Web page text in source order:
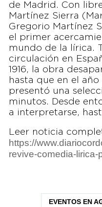
de Madrid. Con
Martínez Sierra
Gregorio Martínez
el primer
mundo de la lírica.
circulación en
1916, la obra
hasta que en el
presentó una
minutos. Desde
a interpretarse,
Leer noticia
https://
revive-comedia-lirica-
EVENTOS EN